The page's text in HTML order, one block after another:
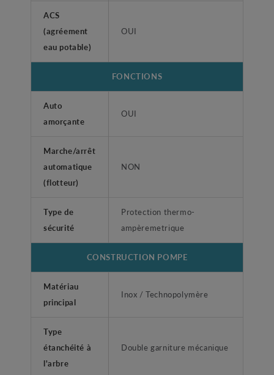
ACS
(agréement
eau potable)
OUI
FONCTIONS
Auto
amorçante
OUI
Marche/arrêt
automatique
(flotteur)
NON
Type de
sécurité
Protection thermo-
ampèremetrique
CONSTRUCTION POMPE
Matériau
principal
Inox / Technopolymère
Type
étanchéité à
l'arbre
Double garniture mécanique